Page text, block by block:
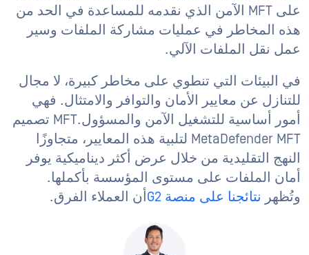
على MFT الآمن الذي نقدمه للمساعدة في الحد من
هذه المخاطر في عمليات مشاركة الملفات وسير
عمل نقل الملفات الآلي.
في البيئات التي تنطوي على مخاطر كبيرة، لا مجال
للتنازل عن معايير الأمان والتوافر والامتثال. فهي
أمور أساسية للتشغيل الآمن والمسؤول.MFT تصميم
MetaDefender MFT لتلبية هذه المعايير، متجاوزًا
النهج التقليدية من خلال عرض أكثر ديناميكية يوفر
أمان الملفات على مستوى المؤسسة بأكملها.
وتُظهر نتائجنا على منصة G2 أن العملاء الفرق.